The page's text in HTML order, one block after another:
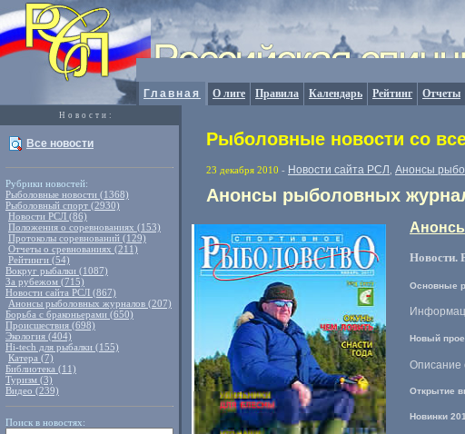
Главная О лиге Правила Календарь Рейтинг Отчеты
Новости:
Все новости
Рубрики новостей:
Рыболовные новости (1368)
Рыболовный спорт (2930)
Новости РСЛ (86)
Положения о соревнованиях (153)
Протоколы соревнований (129)
Отчеты о сревнованиях (211)
Рейтинги (54)
Вокруг рыбалки (1087)
За рубежом (715)
Новости сайта РСЛ (867)
Анонсы рыболовных журналов (207)
Борьба с браконьерами (650)
Происшествия (698)
Экология (404)
Hi-tech для рыбалки (155)
Катера (7)
Библиотека (11)
Туризм (3)
Видео (239)
Поиск в новостях:
Рыболовные новости со
23 декабря 2010 - Новости сайта РСЛ Анонсы
Анонсы рыболовных
Новости.
Основные
Новый
Описание
Открытие
Новинки